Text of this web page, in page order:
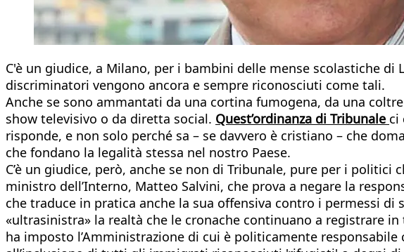
C'è un giudice, a Milano, per i bambini delle mense scolastiche
discriminatori vengono ancora e sempre riconosciuti come tali.
Anche se sono ammantati da una cortina fumogena, da una
show televisivo o da diretta social. Quest’ordinanza di Tribunale ci
risponde, e non solo perché sa – se davvero è cristiano – che
che fondano la legalità stessa nel nostro Paese.
C’è un giudice, però, anche se non di Tribunale, pure per i
ministro dell’Interno, Matteo Salvini, che prova a negare la
che traduce in pratica anche la sua offensiva contro i permessi
«ultrasinistra» la realtà che le cronache continuano a registrare
ha imposto l’Amministrazione di cui è politicamente